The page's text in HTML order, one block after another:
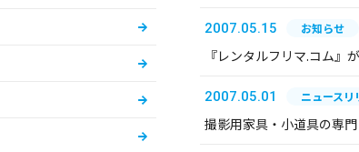
2007.05.15 お知らせ
『レンタルフリマ.コム』
2007.05.01 ニュースリ
撮影用家具・小道具の専